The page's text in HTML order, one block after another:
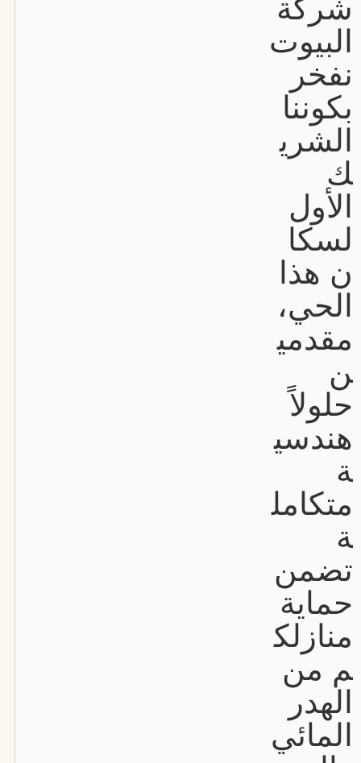
شركة
البيوت
نفخر
بكوننا
الشري
ك
الأول
لسكا
ن هذا
الحي،
مقدمي
ن
حلولاً
هندسي
ة
متكامل
ة
تضمن
حماية
منازلك
م من
الهدر
المائي